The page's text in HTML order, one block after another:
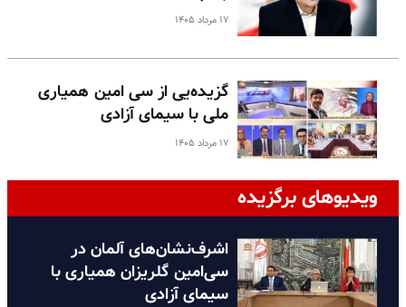
۱۷ مرداد ۱۴۰۵
گزیده‌یی از سی امین همیاری
ملی با سیمای آزادی
۱۷ مرداد ۱۴۰۵
ویدیوهای برگزیده
اشرف‌نشان‌های آلمان در
سی‌امین گلریزان همیاری با
سیمای آزادی